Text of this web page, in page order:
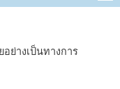
ย่างเป็นทางการ